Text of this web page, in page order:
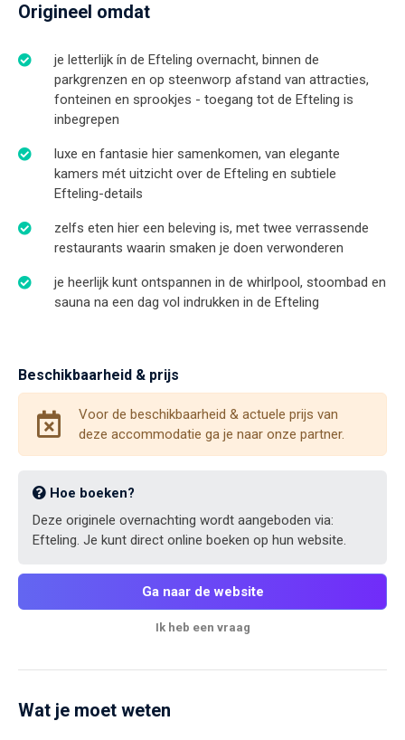
Origineel omdat
je letterlijk ín de Efteling overnacht, binnen de
parkgrenzen en op steenworp afstand van attracties,
fonteinen en sprookjes - toegang tot de Efteling is
inbegrepen
luxe en fantasie hier samenkomen, van elegante
kamers mét uitzicht over de Efteling en subtiele
Efteling-details
zelfs eten hier een beleving is, met twee verrassende
restaurants waarin smaken je doen verwonderen
je heerlijk kunt ontspannen in de whirlpool, stoombad en
sauna na een dag vol indrukken in de Efteling
Beschikbaarheid & prijs
Voor de beschikbaarheid & actuele prijs van
deze accommodatie ga je naar onze partner.
Hoe boeken?
Deze originele overnachting wordt aangeboden via:
Efteling. Je kunt direct online boeken op hun website.
Ga naar de website
Ik heb een vraag
Wat je moet weten